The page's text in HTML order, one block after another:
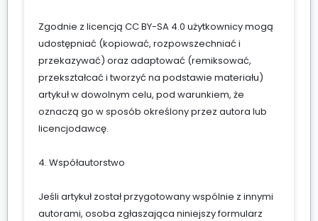
Zgodnie z licencją CC BY-SA 4.0 użytkownicy mogą
udostępniać (kopiować, rozpowszechniać i
przekazywać) oraz adaptować (remiksować,
przekształcać i tworzyć na podstawie materiału)
artykuł w dowolnym celu, pod warunkiem, że
oznaczą go w sposób określony przez autora lub
licencjodawcę.
4. Współautorstwo
Jeśli artykuł został przygotowany wspólnie z innymi
autorami, osoba zgłaszająca niniejszy formularz